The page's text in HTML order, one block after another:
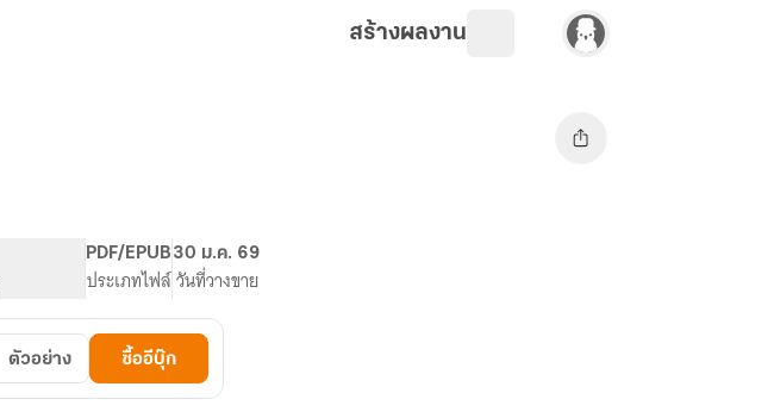
สร้างผลงาน
PDF/EPUB
ประเภทไฟล์
30 ม.ค. 69
วันที่วางขาย
ตัวอย่าง ซื้ออีบุ๊ก